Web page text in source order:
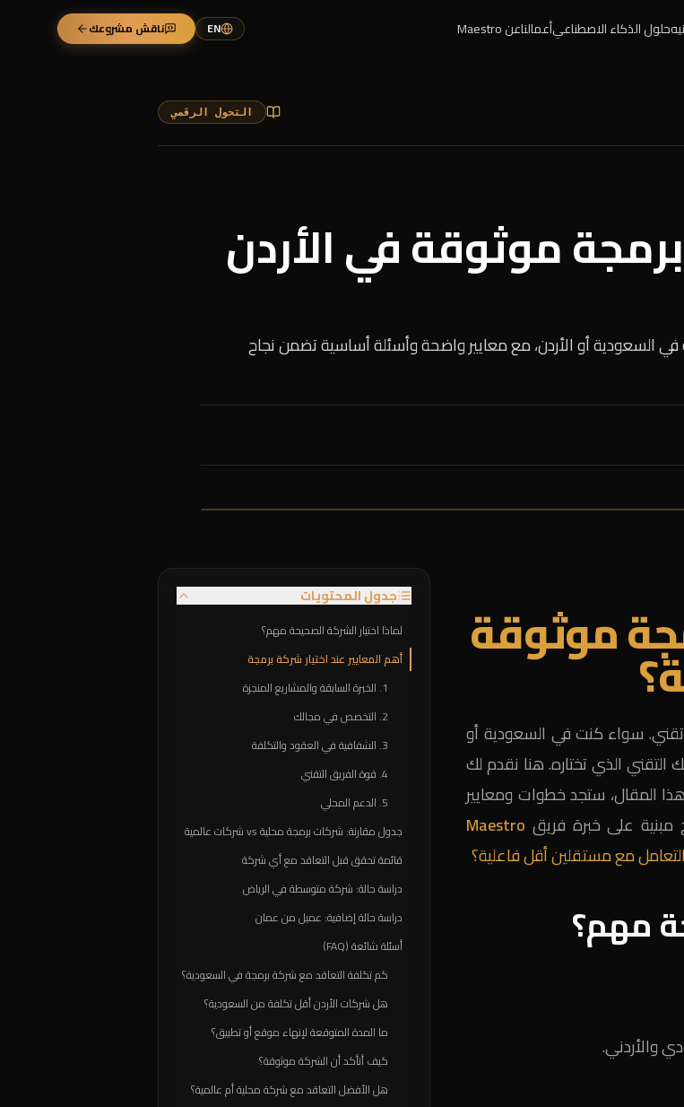
حلول الذكاء الاصطناعيأعمالناعن Maestro EN ناقش مشروعك
التحول الرقمي
موثوقة في الأردن
السعودية أو الأردن، مع معايير واضحة وأسئلة أساسية تضمن نجاح
موثوقة
سواء كنت في السعودية أو
الذي تختاره. هنا نقدم لك
المقال، ستجد خطوات ومعايير
مبنية على خبرة فريق Maestro
مع مستقلين أقل فاعلية؟
مهم؟
والأردني.
جدول المحتويات
لماذا اختيار الشركة الصحيحة مهم؟
أهم المعايير عند اختيار شركة برمجة
1. الخبرة السابقة والمشاريع المنجزة
2. التخصص في مجالك
3. الشفافية في العقود والتكلفة
4. قوة الفريق التقني
5. الدعم المحلي
جدول مقارنة: شركات برمجة محلية vs شركات عالمية
قائمة تحقق قبل التعاقد مع أي شركة
دراسة حالة: شركة متوسطة في الرياض
دراسة حالة إضافية: عميل من عمان
أسئلة شائعة (FAQ)
كم تكلفة التعاقد مع شركة برمجة في السعودية؟
هل شركات الأردن أقل تكلفة من السعودية؟
ما المدة المتوقعة لإنهاء موقع أو تطبيق؟
كيف أتأكد أن الشركة موثوقة؟
هل الأفضل التعاقد مع شركة محلية أم عالمية؟